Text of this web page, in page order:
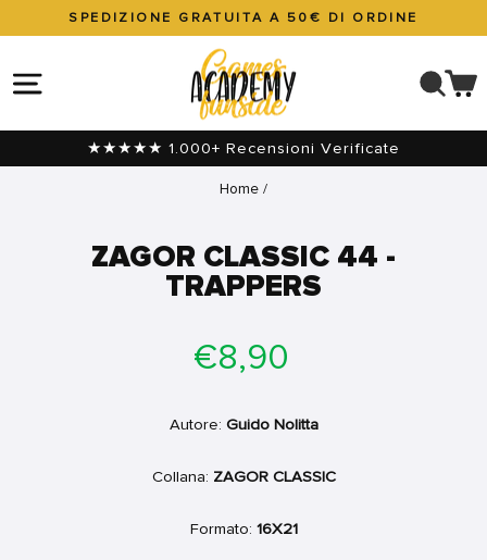
direttamente
contenuti
in
pausa
presentazione
SPEDIZIONE GRATUITA A 50€ DI ORDINE
NAVIGAZIONE DEL SITO
★★★★★ 1.000+ Recensioni Verificate
Home /
ZAGOR CLASSIC 44 -
TRAPPERS
di
€8,90
Autore: Guido Nolitta
Collana: ZAGOR CLASSIC
Formato: 16X21